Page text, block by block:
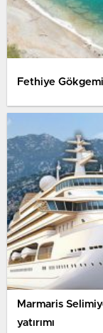
Fethiye
Marmaris
yatırımı